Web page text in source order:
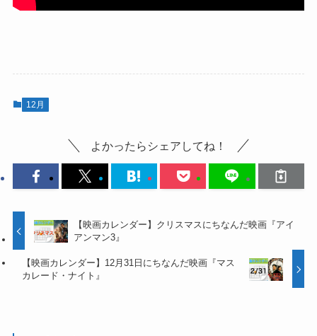
12月
よかったらシェアしてね！
【映画カレンダー】クリスマスにちなんだ映画『アイ
アンマン3』
【映画カレンダー】12月31日にちなんだ映画『マス
カレード・ナイト』